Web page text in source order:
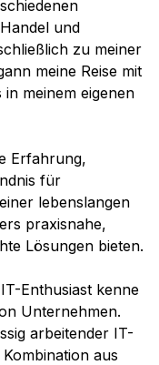
und
zu meiner
meine Reise mit
meinem eigenen
Erfahrung,
für
lebenslangen
praxisnahe,
Lösungen bieten.
Enthusiast kenne
Unternehmen.
arbeitender IT-
aus